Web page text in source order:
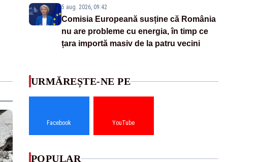
5 aug. 2026, 09:42
Comisia Europeană susține că România
nu are probleme cu energia, în timp ce
țara importă masiv de la patru vecini
URMĂREȘTE-NE PE
Facebook YouTube
POPULAR